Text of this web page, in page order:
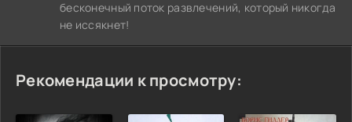
бесконечный поток развлечений, который никогда
не иссякнет!
Рекомендации к просмотру: